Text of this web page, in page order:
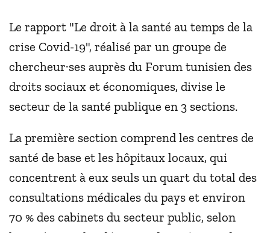
Le rapport "Le droit à la santé au temps de la
crise Covid-19", réalisé par un groupe de
chercheur·ses auprès du Forum tunisien des
droits sociaux et économiques, divise le
secteur de la santé publique en 3 sections.
La première section comprend les centres de
santé de base et les hôpitaux locaux, qui
concentrent à eux seuls un quart du total des
consultations médicales du pays et environ
70 % des cabinets du secteur public, selon